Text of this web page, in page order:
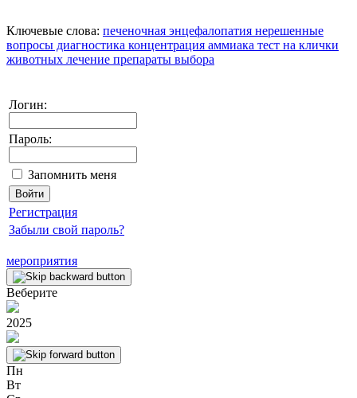
Ключевые слова: печеночная энцефалопатия нерешенные
вопросы диагностика концентрация аммиака тест на клички
животных лечение препараты выбора
Логин:
Пароль:
Запомнить меня
Регистрация
Забыли свой пароль?
мероприятия
Веберите
2025
Пн
Вт